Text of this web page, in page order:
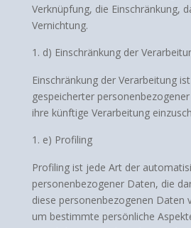
Verknüpfung, die Einschränkung,
Vernichtung.
d) Einschränkung der
Einschränkung der Verarbeitung
gespeicherter
ihre künftige Verarbeitung
e) Profiling
Profiling ist jede Art der
personenbezogener Daten, die
diese personenbezogenen Daten
um bestimmte persönliche